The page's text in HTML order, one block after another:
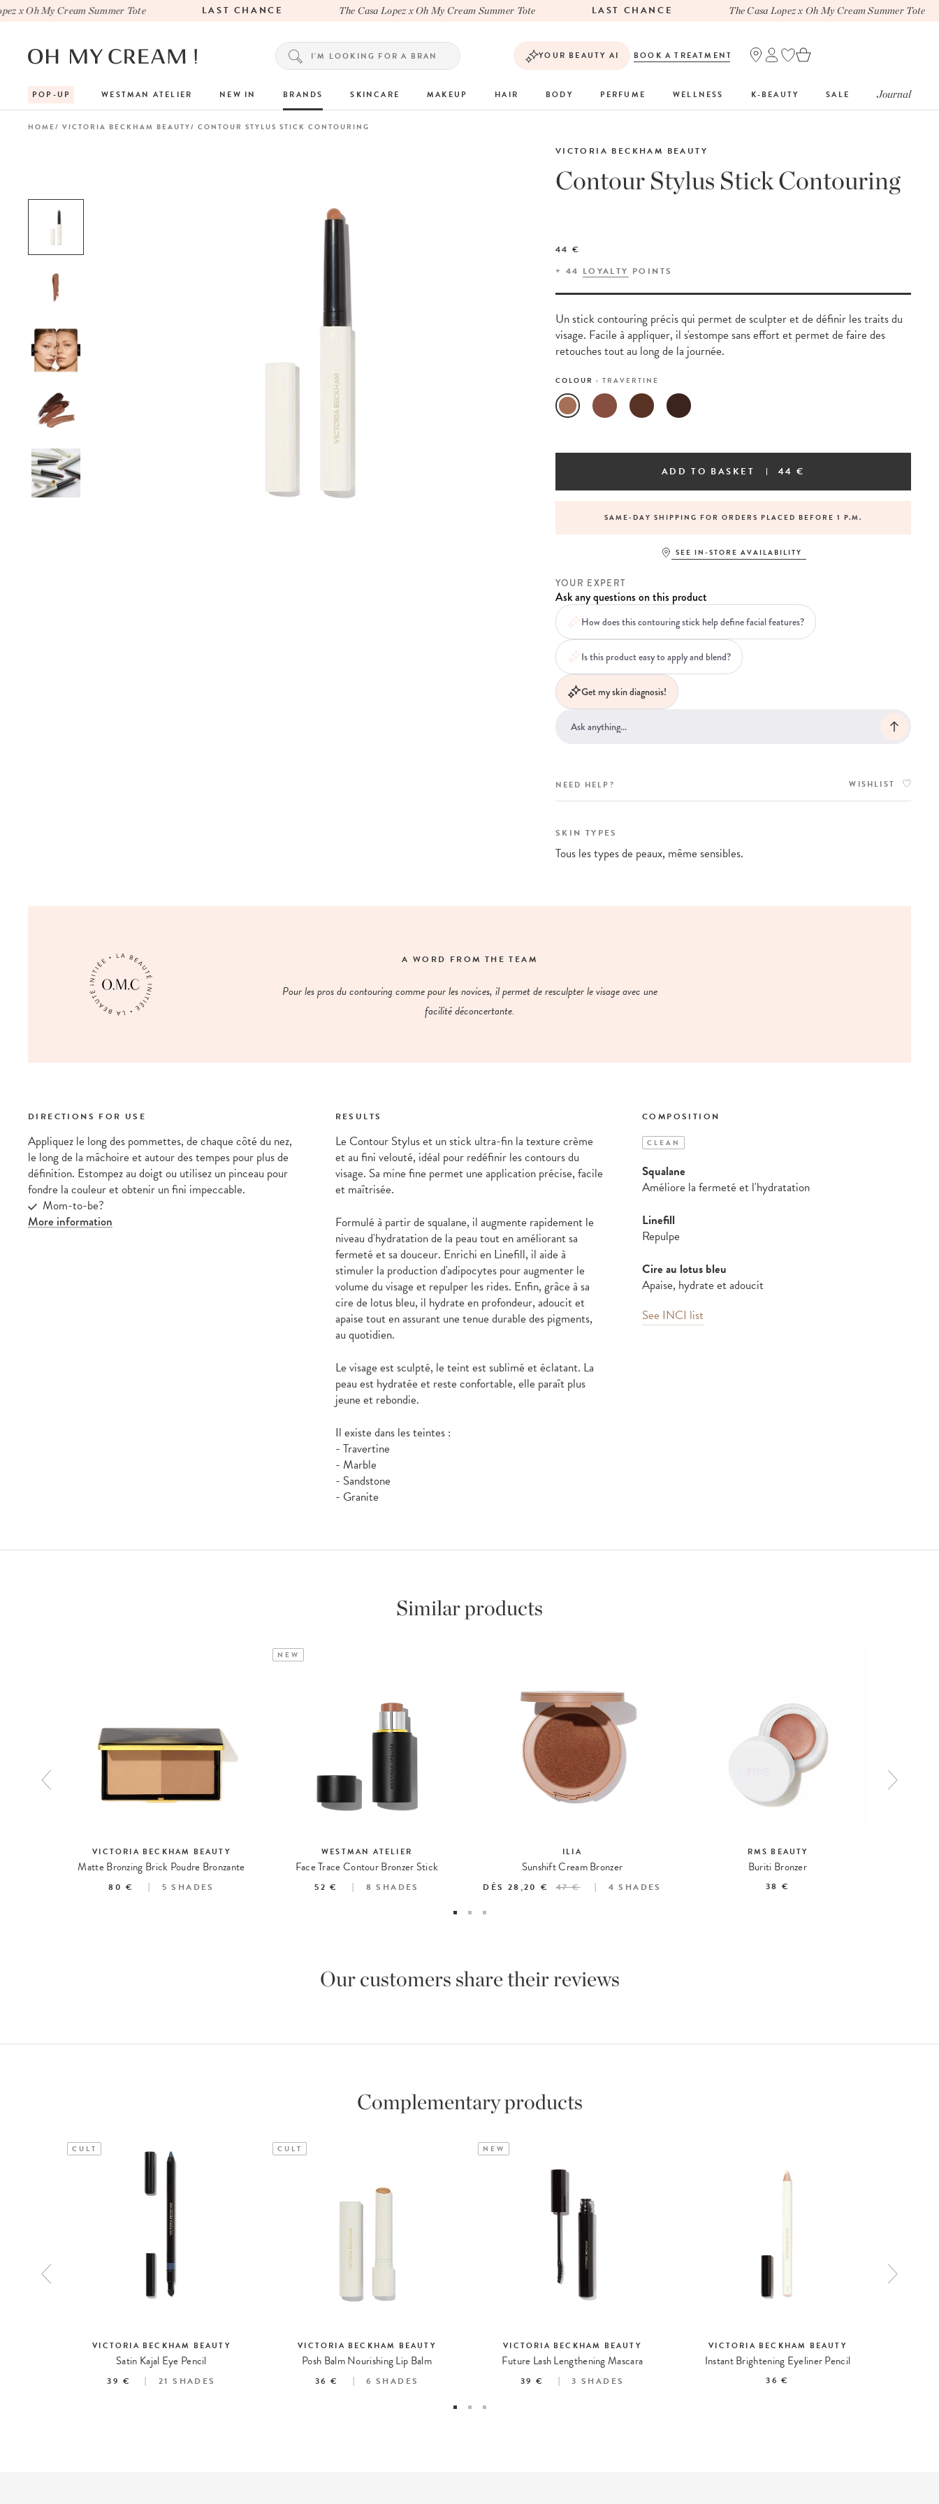
x Oh My Cream Summer Tote LAST CHANCE The Casa Lopez x Oh My Cream Summer Tote LAST CHANCE The Casa Lopez x Oh My Cream Summer Tote
YOUR BEAUTY AI BOOK A TREATMENT
POP-UP WESTMAN ATELIER NEW IN BRANDS SKINCARE MAKEUP HAIR BODY PERFUME WELLNESS K-BEAUTY SALE Journal
HOME VICTORIA BECKHAM BEAUTY CONTOUR STYLUS STICK CONTOURING
Contour Stylus Stick Contouring
VICTORIA BECKHAM BEAUTY
44 €
+ 44 LOYALTY POINTS
Un stick contouring précis qui permet de sculpter et de définir les traits du
visage. Facile à appliquer, il s'estompe sans effort et permet de faire des
retouches tout au long de la journée.
COLOUR : TRAVERTINE
ADD TO BASKET 44 €
SAME-DAY SHIPPING FOR ORDERS PLACED BEFORE 1 P.M.
SEE IN-STORE AVAILABILITY
YOUR EXPERT
Ask any questions on this product
How does this contouring stick help define facial features?
Is this product easy to apply and blend?
Get my skin diagnosis!
NEED HELP? WISHLIST
SKIN TYPES
Tous les types de peaux, même sensibles.
A WORD FROM THE TEAM
Pour les pros du contouring comme pour les novices, il permet de resculpter le visage avec une
facilité déconcertante.
DIRECTIONS FOR USE RESULTS COMPOSITION
Appliquez le long des pommettes, de chaque côté du nez,
le long de la mâchoire et autour des tempes pour plus de
définition. Estompez au doigt ou utilisez un pinceau pour
fondre la couleur et obtenir un fini impeccable.
Mom-to-be?
More information
Le Contour Stylus et un stick ultra-fin la texture crème
et au fini velouté, idéal pour redéfinir les contours du
visage. Sa mine fine permet une application précise, facile
et maîtrisée.
Formulé à partir de squalane, il augmente rapidement le
niveau d'hydratation de la peau tout en améliorant sa
fermeté et sa douceur. Enrichi en Linefill, il aide à
stimuler la production d'adipocytes pour augmenter le
volume du visage et repulper les rides. Enfin, grâce à sa
cire de lotus bleu, il hydrate en profondeur, adoucit et
apaise tout en assurant une tenue durable des pigments,
au quotidien.
Le visage est sculpté, le teint est sublimé et éclatant. La
peau est hydratée et reste confortable, elle paraît plus
jeune et rebondie.
Il existe dans les teintes :
- Travertine
- Marble
- Sandstone
- Granite
CLEAN
Squalane
Améliore la fermeté et l'hydratation
Linefill
Repulpe
Cire au lotus bleu
Apaise, hydrate et adoucit
See INCI list
Similar products
VICTORIA BECKHAM BEAUTY
Matte Bronzing Brick Poudre Bronzante
80 € 5 SHADES
NEW
WESTMAN ATELIER
Face Trace Contour Bronzer Stick
52 € 8 SHADES
ILIA
Sunshift Cream Bronzer
DÈS 28,20 € 47 € 4 SHADES
RMS BEAUTY
Buriti Bronzer
38 €
Our customers share their reviews
Complementary products
CULT
VICTORIA BECKHAM BEAUTY
Satin Kajal Eye Pencil
39 € 21 SHADES
CULT
VICTORIA BECKHAM BEAUTY
Posh Balm Nourishing Lip Balm
36 € 6 SHADES
NEW
VICTORIA BECKHAM BEAUTY
Future Lash Lengthening Mascara
39 € 3 SHADES
VICTORIA BECKHAM BEAUTY
Instant Brightening Eyeliner Pencil
36 €